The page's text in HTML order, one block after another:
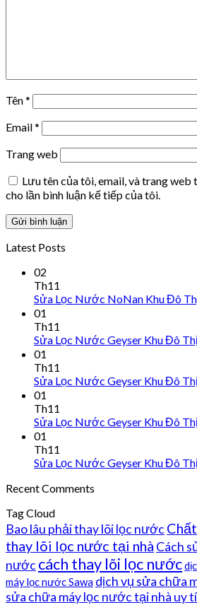
Tên*
Email*
Trang web
Lưu tên của tôi, email, và trang
cho lần bình luận kế tiếp của tôi.
Latest Posts
02
Th11
Sửa Lọc Nước NoNan Khu Đô
01
Th11
Sửa Lọc Nước Geyser Khu Đô
01
Th11
Sửa Lọc Nước Geyser Khu Đô
01
Th11
Sửa Lọc Nước Geyser Khu Đô
01
Th11
Sửa Lọc Nước Geyser Khu Đô
Recent Comments
Tag Cloud
Bao lâu phải thay lõi lọc nước
thay lõi lọc nước tại nhà Cách
nước cách thay lõi lọc nước
máy lọc nước Sawa dịch vụ sửa chữa
sửa chữa máy lọc nước tại nhà uy